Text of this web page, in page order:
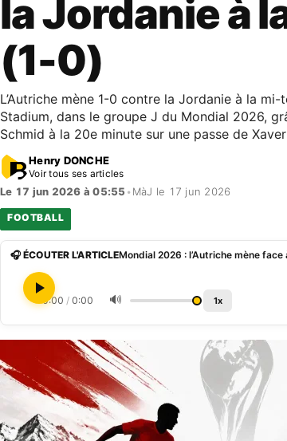
la Jordanie à
(1-0)
L’Autriche mène 1-0 contre la Jordanie à la mi-
Stadium, dans le groupe J du Mondial 2026,
Schmid à la 20e minute sur une passe de
Henry DONCHE
Voir tous ses articles
Le 17 jun 2026 à 05:55 • MàJ le 17 jun 2026
FOOTBALL
🎧 ÉCOUTER L'ARTICLEMondial 2026 : l’Autriche mène
0:00 / 0:00 🔊 1x